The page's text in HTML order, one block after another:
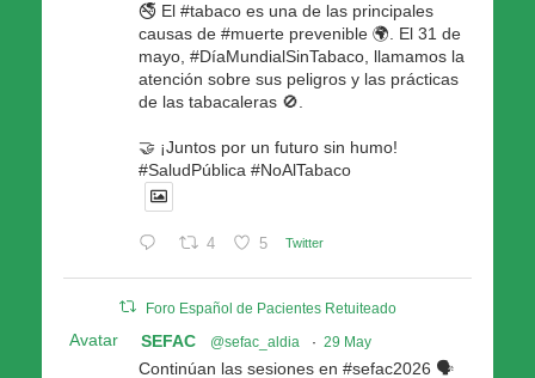
🚭 El #tabaco es una de las principales
causas de #muerte prevenible 🌍. El 31 de
mayo, #DíaMundialSinTabaco, llamamos la
atención sobre sus peligros y las prácticas
de las tabacaleras 🚫.
🤝 ¡Juntos por un futuro sin humo!
#SaludPública #NoAlTabaco
4 5 Twitter
Foro Español de Pacientes Retuiteado
Avatar SEFAC @sefac_aldia · 29 May
Continúan las sesiones en #sefac2026 🗣️